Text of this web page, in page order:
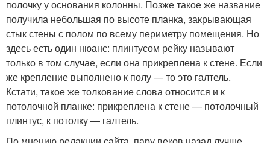
полочку у основания колонны. Позже такое же название
получила небольшая по высоте планка, закрывающая
стык стены с полом по всему периметру помещения. Но
здесь есть один нюанс: плинтусом рейку называют
только в том случае, если она прикреплена к стене. Если
же крепление выполнено к полу — то это галтель.
Кстати, такое же толкование слова относится и к
потолочной планке: прикреплена к стене — потолочный
плинтус, к потолку — галтель.